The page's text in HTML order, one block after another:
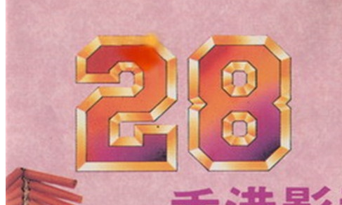
2026-1-18 13:05:01 / 显示全部楼层 /阅读模式